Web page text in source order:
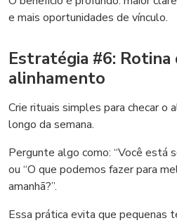
e mais oportunidades de vínculo.
Estratégia #6: Rotina
alinhamento
Crie rituais simples para checar o
longo da semana.
Pergunte algo como: “Você está
ou “O que podemos fazer para
amanhã?”.
Essa prática evita que pequenas